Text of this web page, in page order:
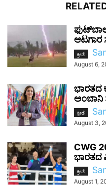
ಆಟಗಾರ
ಕ್ರೀಡೆ
August 6,
ಭಾರತದ
ಅಂಬಾನಿ
ಕ್ರೀಡೆ
August 3,
CWG
ಭಾರತದ
ಕ್ರೀಡೆ
August 1,